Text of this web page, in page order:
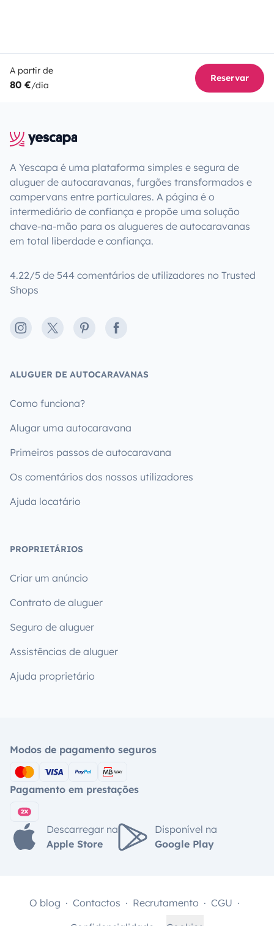
A partir de
80 €/dia
Reservar
A Yescapa é uma plataforma simples e segura de
aluguer de autocaravanas, furgões transformados e
campervans entre particulares. A página é o
intermediário de confiança e propõe uma solução
chave-na-mão para os alugueres de autocaravanas
em total liberdade e confiança.
4.22/5 de 544 comentários de utilizadores no Trusted
Shops
Instagram
X PinterestFacebook
ALUGUER DE AUTOCARAVANAS
Como funciona?
Alugar uma autocaravana
Primeiros passos de autocaravana
Os comentários dos nossos utilizadores
Ajuda locatário
PROPRIETÁRIOS
Criar um anúncio
Contrato de aluguer
Seguro de aluguer
Assistências de aluguer
Ajuda proprietário
Modos de pagamento seguros
Pagamento em prestações
Descarregar na
Apple Store
Disponível na
Google Play
O blog Contactos Recrutamento
CGU